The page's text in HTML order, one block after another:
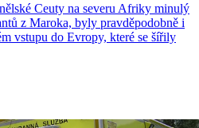
Ceuty na severu Afriky minulý
z Maroka, byly pravděpodobně i
vstupu do Evropy, které se šířily